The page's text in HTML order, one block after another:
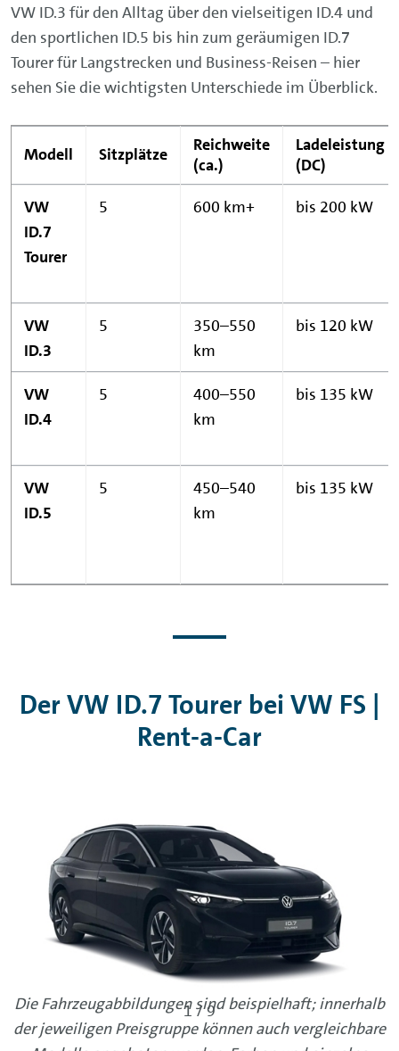
VW ID.3 für den Alltag über den vielseitigen ID.4 und
den sportlichen ID.5 bis hin zum geräumigen ID.7
Tourer für Langstrecken und Business-Reisen – hier
sehen Sie die wichtigsten Unterschiede im Überblick.
Modell Sitzplätze
Reichweite
(ca.)
Ladeleistung
(DC)
VW
ID.7
Tourer
5 600 km+ bis 200 kW
VW
ID.3
5
350–550
km
bis 120 kW
VW
ID.4
5
400–550
km
bis 135 kW
VW
ID.5
5
450–540
km
bis 135 kW
Der VW ID.7 Tourer bei VW FS |
Rent-a-Car
Die Fahrzeugabbildungen sind beispielhaft; innerhalb
der jeweiligen Preisgruppe können auch vergleichbare